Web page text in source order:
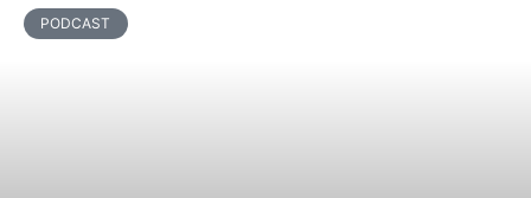
PODCAST